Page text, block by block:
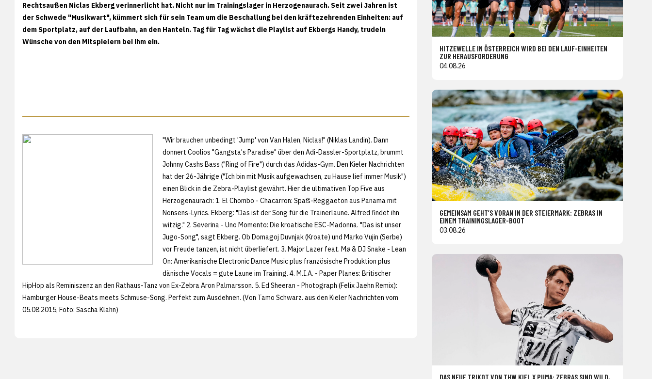
Rechtsaußen Niclas Ekberg verinnerlicht hat. Nicht nur im Trainingslager in Herzogenaurach. Seit zwei Jahren ist
der Schwede "Musikwart", kümmert sich für sein Team um die Beschallung bei den kräftezehrenden Einheiten: auf
dem Sportplatz, auf der Laufbahn, an den Hanteln. Tag für Tag wächst die Playlist auf Ekbergs Handy, trudeln
Wünsche von den Mitspielern bei ihm ein.
"Wir brauchen unbedingt 'Jump' von Van Halen, Niclas!" (Niklas Landin). Dann
donnert Coolios "Gangsta's Paradise" über den Adi-Dassler-Sportplatz, brummt
Johnny Cashs Bass ("Ring of Fire") durch das Adidas-Gym. Den Kieler Nachrichten
hat der 26-Jährige ("Ich bin mit Musik aufgewachsen, zu Hause lief immer Musik")
einen Blick in die Zebra-Playlist gewährt. Hier die ultimativen Top Five aus
Herzogenaurach: 1. El Chombo - Chacarron: Spaß-Reggaeton aus Panama mit
Nonsens-Lyrics. Ekberg: "Das ist der Song für die Trainerlaune. Alfred findet ihn
witzig." 2. Severina - Uno Momento: Die kroatische ESC-Madonna. "Das ist unser
Jugo-Song", sagt Ekberg. Ob Domagoj Duvnjak (Kroate) und Marko Vujin (Serbe)
vor Freude tanzen, ist nicht überliefert. 3. Major Lazer feat. Mø & DJ Snake - Lean
On: Amerikanische Electronic Dance Music plus französische Produktion plus
dänische Vocals = gute Laune im Training. 4. M.I.A. - Paper Planes: Britischer
HipHop als Reminiszenz an den Rathaus-Tanz von Ex-Zebra Aron Palmarsson. 5. Ed Sheeran - Photograph (Felix Jaehn Remix):
Hamburger House-Beats meets Schmuse-Song. Perfekt zum Ausdehnen. (Von Tamo Schwarz. aus den Kieler Nachrichten vom
05.08.2015, Foto: Sascha Klahn)
HITZEWELLE IN ÖSTERREICH WIRD BEI DEN LAUF-EINHEITEN
ZUR HERAUSFORDERUNG
04.08.26
GEMEINSAM GEHT’S VORAN IN DER STEIERMARK: ZEBRAS IN
EINEM TRAININGSLAGER-BOOT
03.08.26
DAS NEUE TRIKOT VON THW KIEL X PUMA: ZEBRAS SIND WILD,